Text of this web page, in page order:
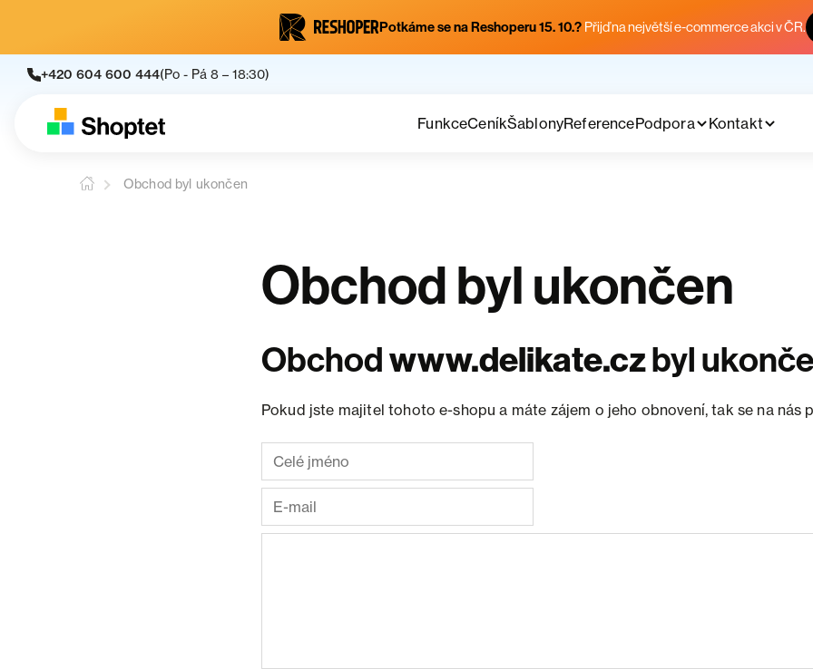
Potkáme se na Reshoperu 15. 10.? Přijď na největší e-commerce akci v ČR.
+420 604 600 444(Po - Pá 8 – 18:30)
FunkceCeníkŠablonyReferencePodpora Kontakt
Obchod byl ukončen
Obchod byl ukončen
Obchodwww.delikate.czbyl
Pokud jste majitel tohoto e-shopu a máte zájem o jeho obnovení, tak se na nás